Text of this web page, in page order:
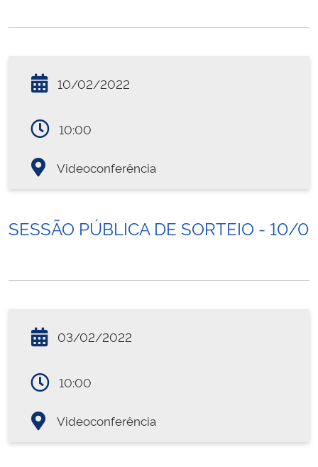
10/02/2022
10:00
Videoconferência
SESSÃO PÚBLICA DE SORTEIO - 10/
03/02/2022
10:00
Videoconferência